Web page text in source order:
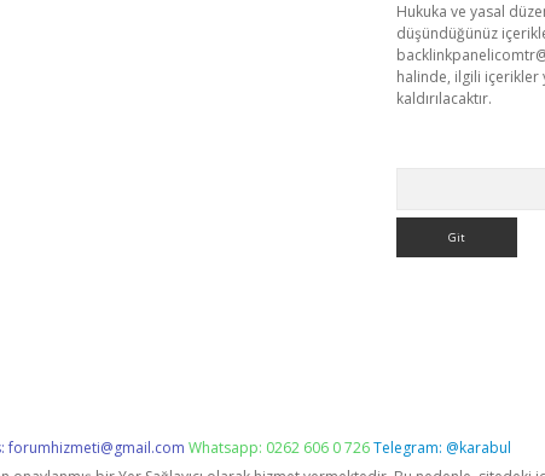
Hukuka ve yasal
düşündüğünüz
halinde, ilgili içerikler
kaldırılacaktır.
forumhizmeti@gmail.com Whatsapp: 0262 606 0 726Telegram: @karabul